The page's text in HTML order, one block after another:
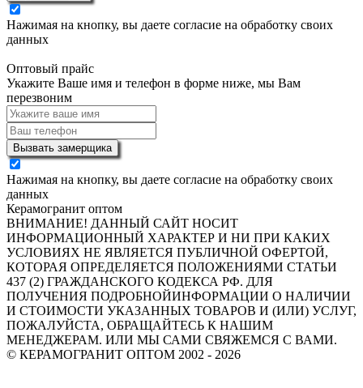
Нажимая на кнопку, вы даете согласие на обработку своих
данных
Оптовый прайс
Укажите Ваше имя и телефон в форме ниже, мы Вам
перезвоним
Вызвать замерщика
Нажимая на кнопку, вы даете согласие на обработку своих
данных
Керамогранит оптом
ВНИМАНИЕ! ДАННЫЙ САЙТ НОСИТ
ИНФОРМАЦИОННЫЙ ХАРАКТЕР И НИ ПРИ КАКИХ
УСЛОВИЯХ НЕ ЯВЛЯЕТСЯ ПУБЛИЧНОЙ ОФЕРТОЙ,
КОТОРАЯ ОПРЕДЕЛЯЕТСЯ ПОЛОЖЕНИЯМИ СТАТЬИ
437 (2) ГРАЖДАНСКОГО КОДЕКСА РФ. ДЛЯ
ПОЛУЧЕНИЯ ПОДРОБНОЙИНФОРМАЦИИ О НАЛИЧИИ
И СТОИМОСТИ УКАЗАННЫХ ТОВАРОВ И (ИЛИ) УСЛУГ,
ПОЖАЛУЙСТА, ОБРАЩАЙТЕСЬ К НАШИМ
МЕНЕДЖЕРАМ. ИЛИ МЫ САМИ СВЯЖЕМСЯ С ВАМИ.
© КЕРАМОГРАНИТ ОПТОМ 2002 - 2026